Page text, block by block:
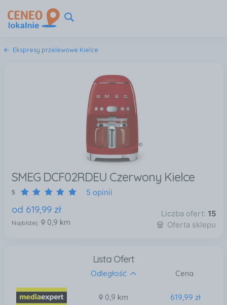
Ekspresy przelewowe Kielce
SMEG DCF02RDEU Czerwony Kielce
5 5 opinii
od 619,99 zł
Najbliżej: 0,9 km
Liczba ofert: 15
Oferta sklepu
Lista Ofert
Odległość Cena
0,9 km 619,99 zł